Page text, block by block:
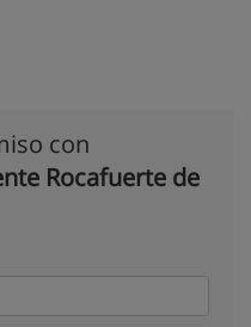
con
Rocafuerte de